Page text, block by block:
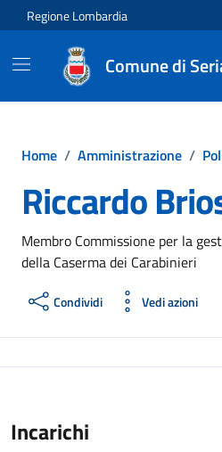
Vai ai contenuti
Vai al footer
Regione Lombardia
Comune di
Home / Amministrazione /
Riccardo
Membro Commissione per la
della Caserma dei Carabinieri
Condividi Vedi azioni
Incarichi